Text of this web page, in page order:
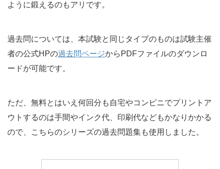
ように鍛えるのもアリです。
過去問については、本試験と同じタイプのものは試験主催
者の公式HPの過去問ページからPDFファイルのダウンロ
ードが可能です。
ただ、無料とはいえ何回分も自宅やコンビニでプリントア
ウトするのは手間やインク代、印刷代などもかなりかかる
ので、こちらのシリーズの過去問題集も使用しました。